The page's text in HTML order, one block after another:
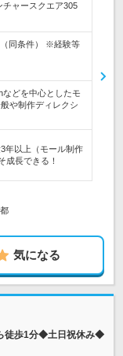
ャースクエア305
同条件） ※経験等
などを中心としたモ
や制作ディレクシ
年以上（モール制作
成長できる！
気になる
徒歩1分◆土日祝休み◆